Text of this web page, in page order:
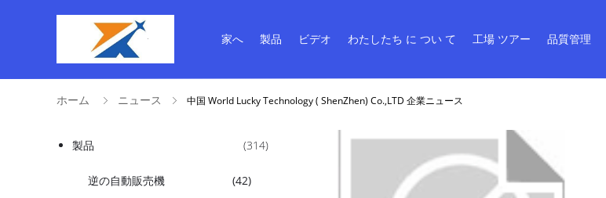
家へ 製品 ビデオ わたしたち に つい て 工場 ツアー 品質管理
ホーム ニュース 中国 World Lucky Technology ( ShenZhen) Co.,LTD 企業ニュース
製品 (314)
逆の自動販売機
(42)